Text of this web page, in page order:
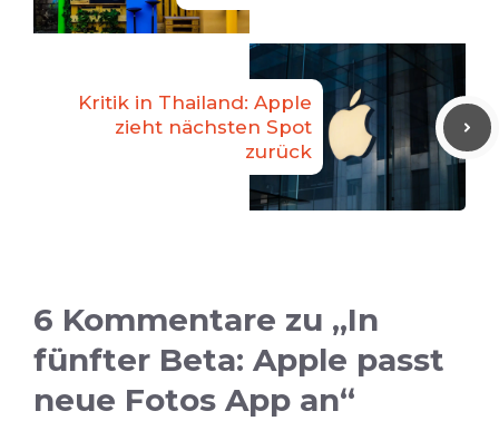
Kritik in Thailand: Apple
zieht nächsten Spot
zurück
6 Kommentare zu „In
fünfter Beta: Apple passt
neue Fotos App an“